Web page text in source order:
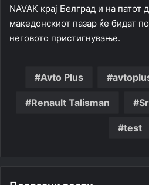
NAVAK крај Белград и на патот
македонскиот пазар ќе бидат
неговото пристигнување.
Avto Plus
Renault Talisman
test